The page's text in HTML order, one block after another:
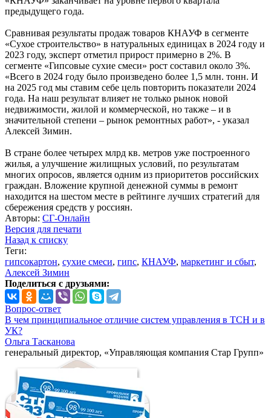
предыдущего года.
Сравнивая результаты продаж товаров КНАУФ в сегменте
«Сухое строительство» в натуральных единицах в 2024 году и
2023 году, эксперт отметил прирост примерно в 2%. В
сегменте «Гипсовые сухие смеси» рост составил около 3%.
«Всего в 2024 году было произведено более 1,5 млн. тонн. И
на 2025 год мы ставим себе цель повторить показатели 2024
года. На наш результат влияет не только рынок новой
недвижимости, жилой и коммерческой, но также – и в
значительной степени – рынок ремонтных работ», - указал
Алексей Зимин.
В стране более четырех млрд кв. метров уже построенного
жилья, а улучшение жилищных условий, по результатам
многих опросов, является одним из приоритетов российских
граждан. Вложение крупной денежной суммы в ремонт
находится на шестом месте в рейтинге лучших стратегий для
сбережения средств у россиян.
Авторы: СГ-Онлайн
Версия для печати
Назад к списку
Теги:
гипсокартон, сухие смеси, гипс, КНАУФ, маркетинг и сбыт,
Алексей Зимин
Поделиться с друзьями:
Вопрос-ответ
В чем принципиальное отличие систем управления в ТСН и в
УК?
Ольга Тасканова
генеральный директор, «Управляющая компания Стар Групп»